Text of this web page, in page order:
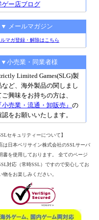
ゲー店ブログ
▼ メールマガジン
ルマガ登録・解除はこちら
▼小売業・同業者様
Limited Games(SLG)製
など、海外製品の関しまし
ご興味をお持ちの方は、
小売業・流通・卸販売』 の
認をお願いいたします。
セキュリティーについて】
は日本ベリサイン株式会社のSSLサーバ
書を使用しております。 全てのページ
対応（常時SSL）ですので安心してお
物をお楽しみください。